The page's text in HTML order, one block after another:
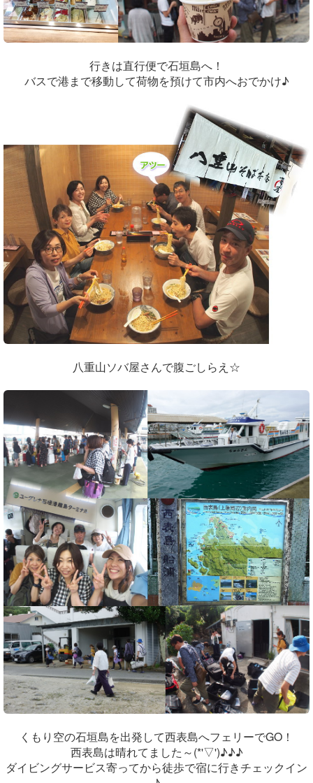
行きは直行便で石垣島へ！
バスで港まで移動して荷物を預けて市内へおでかけ♪
八重山ソバ屋さんで腹ごしらえ☆
くもり空の石垣島を出発して西表島へフェリーでGO！
西表島は晴れてました～(*'▽')♪♪♪
ダイビングサービス寄ってから徒歩で宿に行きチェックイン